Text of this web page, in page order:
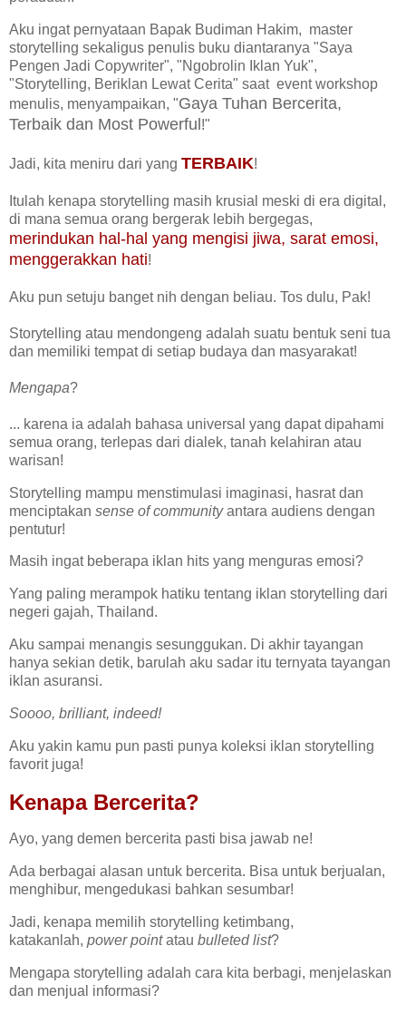
Aku ingat pernyataan Bapak Budiman Hakim, master
storytelling sekaligus penulis buku diantaranya "Saya
Pengen Jadi Copywriter", "Ngobrolin Iklan Yuk",
"Storytelling, Beriklan Lewat Cerita" saat event workshop
menulis, menyampaikan, "Gaya Tuhan Bercerita,
Terbaik dan Most Powerful!"
Jadi, kita meniru dari yang TERBAIK!
Itulah kenapa storytelling masih krusial meski di era digital,
di mana semua orang bergerak lebih bergegas,
merindukan hal-hal yang mengisi jiwa, sarat emosi,
menggerakkan hati!
Aku pun setuju banget nih dengan beliau. Tos dulu, Pak!
Storytelling atau mendongeng adalah suatu bentuk seni tua
dan memiliki tempat di setiap budaya dan masyarakat!
Mengapa?
... karena ia adalah bahasa universal yang dapat dipahami
semua orang, terlepas dari dialek, tanah kelahiran atau
warisan!
Storytelling mampu menstimulasi imaginasi, hasrat dan
menciptakan sense of communityantara audiens dengan
pentutur!
Masih ingat beberapa iklan hits yang menguras emosi?
Yang paling merampok hatiku tentang iklan storytelling dari
negeri gajah, Thailand.
Aku sampai menangis sesunggukan. Di akhir tayangan
hanya sekian detik, barulah aku sadar itu ternyata tayangan
iklan asuransi.
Soooo, brilliant, indeed!
Aku yakin kamu pun pasti punya koleksi iklan storytelling
favorit juga!
Kenapa Bercerita?
Ayo, yang demen bercerita pasti bisa jawab ne!
Ada berbagai alasan untuk bercerita. Bisa untuk berjualan,
menghibur, mengedukasi bahkan sesumbar!
Jadi, kenapa memilih storytelling ketimbang,
katakanlah, power pointatau bulleted list?
Mengapa storytelling adalah cara kita berbagi, menjelaskan
dan menjual informasi?